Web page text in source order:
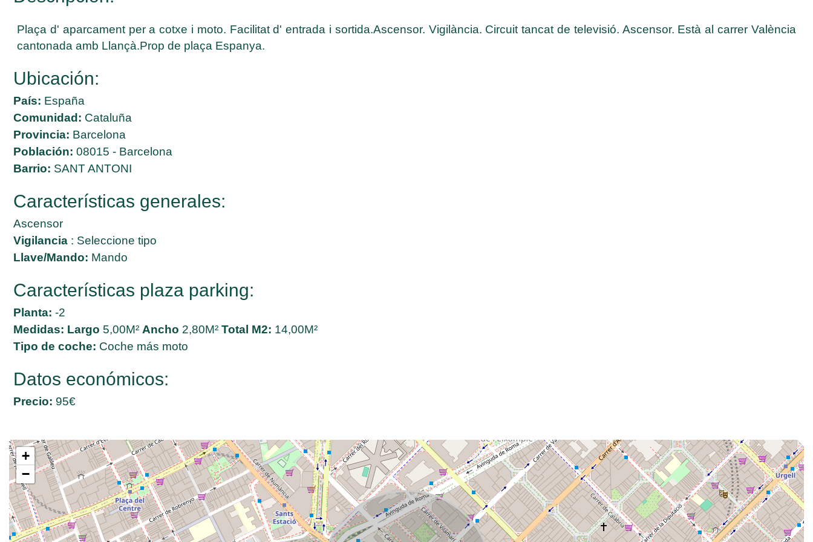
Plaça d' aparcament per a cotxe i moto. Facilitat d' entrada i sortida.Ascensor. Vigilància. Circuit tancat de televisió. Ascensor. Està al carrer València
cantonada amb Llançà.Prop de plaça Espanya.
Ubicación:
País: España
Comunidad: Cataluña
Provincia: Barcelona
Población: 08015 - Barcelona
Barrio: SANT ANTONI
Características generales:
Ascensor
Vigilancia: Seleccione tipo
Llave/Mando: Mando
Características plaza parking:
Planta: -2
Medidas: Largo 5,00M² Ancho 2,80M² Total M2: 14,00M²
Tipo de coche: Coche más moto
Datos económicos:
Precio: 95€
+
−